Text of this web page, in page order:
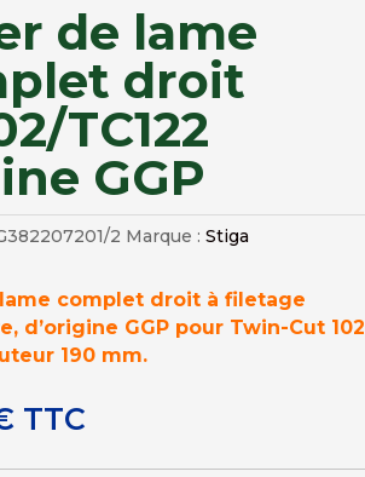
de lame
droit
TC122
GGP
2 Marque : Stiga
complet droit à filetage
d’origine GGP pour Twin-Cut 102
190 mm.
TTC